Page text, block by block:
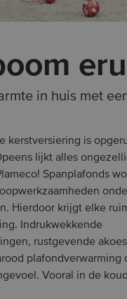
in huis met
kerstversiering is
lijkt alles
Spanplafonds
Hierdoor krijgt elke
Indrukwekkende
rustgevende
plafondverwarming
Vooral in de